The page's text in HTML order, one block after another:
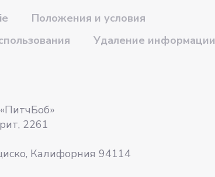
Положения и условия
Удаление информации
2261
Калифорния 94114